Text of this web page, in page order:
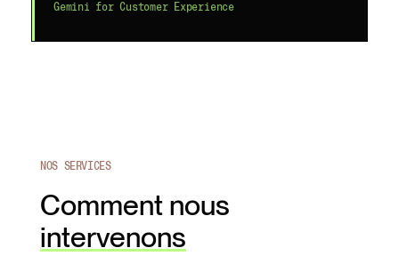
Gemini for Customer Experience
NOS SERVICES
Comment nous
intervenons